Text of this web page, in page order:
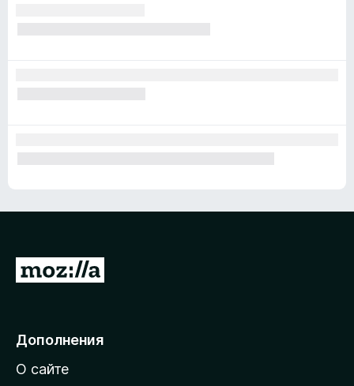
П
е
й
т
Дополнения
О сайте